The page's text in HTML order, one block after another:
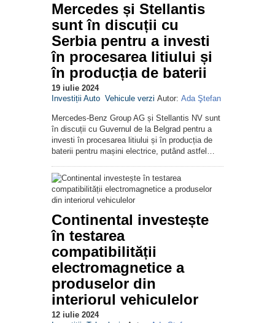
Mercedes și Stellantis
sunt în discuții cu
Serbia pentru a investi
în procesarea litiului și
în producția de baterii
19 iulie 2024
Investiții Auto Vehicule verzi Autor: Ada Ştefan
Mercedes-Benz Group AG și Stellantis NV sunt
în discuții cu Guvernul de la Belgrad pentru a
investi în procesarea litiului și în producția de
baterii pentru mașini electrice, putând astfel…
Continental investește
în testarea
compatibilității
electromagnetice a
produselor din
interiorul vehiculelor
12 iulie 2024